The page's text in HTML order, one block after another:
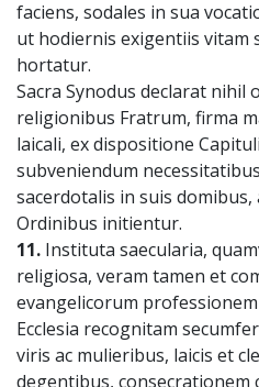
faciens, sodales in sua
ut hodiernis exigentiis vitam
hortatur.
Sacra Synodus declarat nihil
religionibus Fratrum, firma
laicali, ex dispositione
subveniendum
sacerdotalis in suis domibus,
Ordinibus initientur.
11. Instituta saecularia,
religiosa, veram tamen et
evangelicorum
Ecclesia recognitam
viris ac mulieribus, laicis et
degentibus, consecrationem